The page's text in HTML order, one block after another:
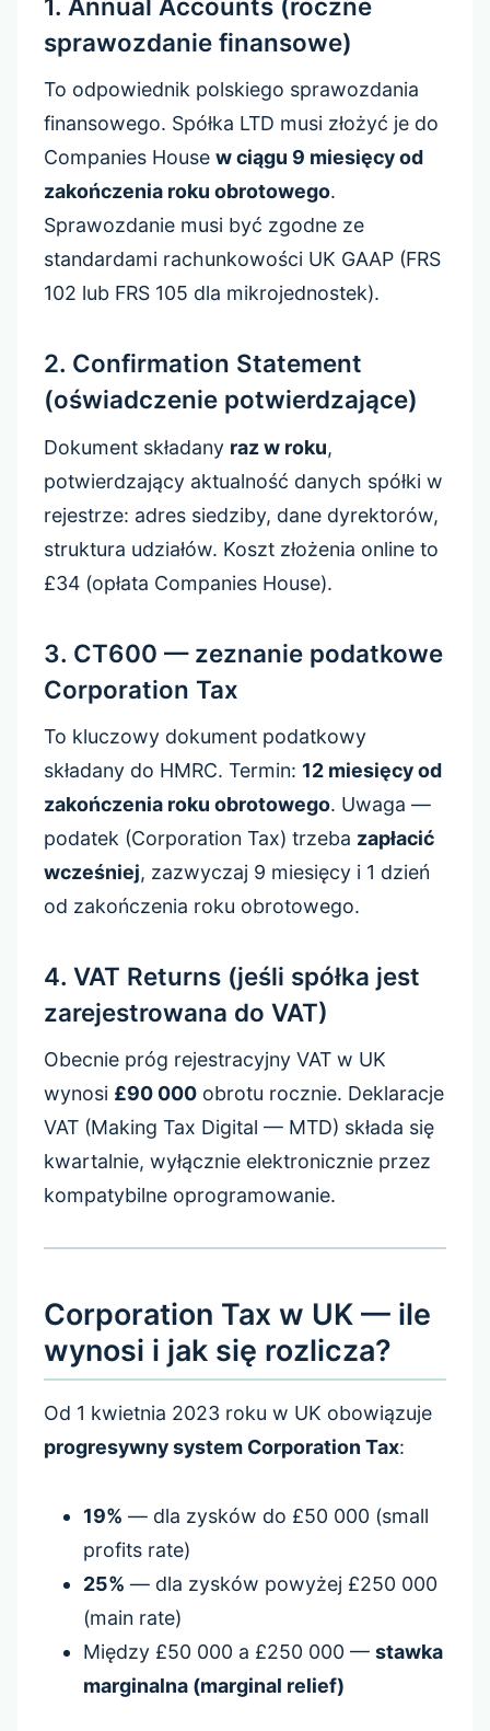
1. Annual Accounts (roczne
sprawozdanie finansowe)
To odpowiednik polskiego sprawozdania
finansowego. Spółka LTD musi złożyć je do
Companies House w ciągu 9 miesięcy od
zakończenia roku obrotowego.
Sprawozdanie musi być zgodne ze
standardami rachunkowości UK GAAP (FRS
102 lub FRS 105 dla mikrojednostek).
2. Confirmation Statement
(oświadczenie potwierdzające)
Dokument składany raz w roku,
potwierdzający aktualność danych spółki w
rejestrze: adres siedziby, dane dyrektorów,
struktura udziałów. Koszt złożenia online to
£34 (opłata Companies House).
3. CT600 — zeznanie podatkowe
Corporation Tax
To kluczowy dokument podatkowy
składany do HMRC. Termin: 12 miesięcy od
zakończenia roku obrotowego. Uwaga —
podatek (Corporation Tax) trzeba zapłacić
wcześniej, zazwyczaj 9 miesięcy i 1 dzień
od zakończenia roku obrotowego.
4. VAT Returns (jeśli spółka jest
zarejestrowana do VAT)
Obecnie próg rejestracyjny VAT w UK
wynosi £90 000 obrotu rocznie. Deklaracje
VAT (Making Tax Digital — MTD) składa się
kwartalnie, wyłącznie elektronicznie przez
kompatybilne oprogramowanie.
Corporation Tax w UK — ile
wynosi i jak się rozlicza?
Od 1 kwietnia 2023 roku w UK obowiązuje
progresywny system Corporation Tax:
19% — dla zysków do £50 000 (small
profits rate)
25% — dla zysków powyżej £250 000
(main rate)
Między £50 000 a £250 000 — stawka
marginalna (marginal relief)